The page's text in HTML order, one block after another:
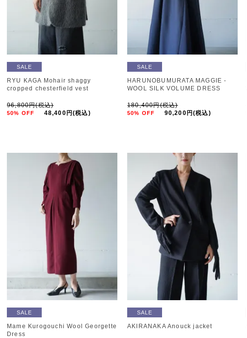
SALE
RYU KAGA Mohair shaggy
cropped chesterfield vest
96,800円(税込)
50% OFF 48,400円(税込)
SALE
HARUNOBUMURATA MAGGIE -
WOOL SILK VOLUME DRESS
180,400円(税込)
50% OFF 90,200円(税込)
SALE
Mame Kurogouchi Wool Georgette
Dress
SALE
AKIRANAKA Anouck jacket